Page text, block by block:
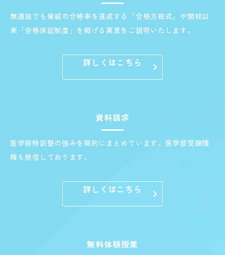
無選抜でも脅威の合格率を達成する「合格方程式」や開校以
来「合格保証制度」を掲げる真意をご説明いたします。
詳しくはこちら
資料請求
医学部特訓塾の強みを端的にまとめています。医学部受験情
報も発信しております。
詳しくはこちら
無料体験授業